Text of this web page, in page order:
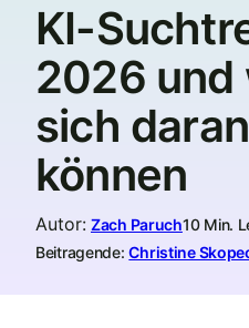
KI-
2026 und
sich
können
Autor: Zach Paruch10 Min.
Beitragende: Christine